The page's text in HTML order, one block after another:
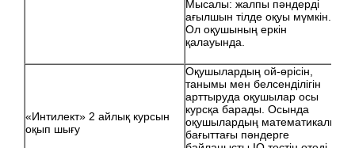
Мысалы: жалпы пәндерді
ағылшын тілде оқуы мүмкін.
Ол оқушының еркін
қалауында.
«Интилект» 2 айлық курсын
оқып шығу
Оқушылардың ой-өрісін,
танымы мен белсенділігін
арттыруда оқушылар осы
курсқа барады. Осында
оқушылардың математикалық
бағыттағы пәндерге